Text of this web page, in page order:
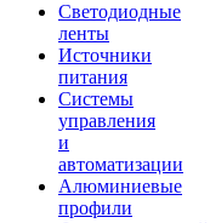
Светодиодные
ленты
Источники
питания
Системы
управления
и
автоматизации
Алюминиевые
профили